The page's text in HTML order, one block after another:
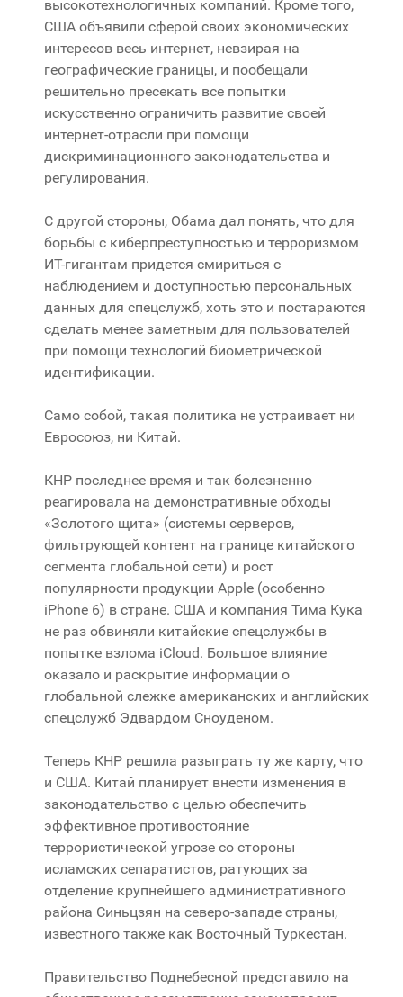
высокотехнологичных компаний. Кроме того,
США объявили сферой своих экономических
интересов весь интернет, невзирая на
географические границы, и пообещали
решительно пресекать все попытки
искусственно ограничить развитие своей
интернет-отрасли при помощи
дискриминационного законодательства и
регулирования.
С другой стороны, Обама дал понять, что для
борьбы с киберпреступностью и терроризмом
ИТ-гигантам придется смириться с
наблюдением и доступностью персональных
данных для спецслужб, хоть это и постараются
сделать менее заметным для пользователей
при помощи технологий биометрической
идентификации.
Само собой, такая политика не устраивает ни
Евросоюз, ни Китай.
КНР последнее время и так болезненно
реагировала на демонстративные обходы
«Золотого щита» (системы серверов,
фильтрующей контент на границе китайского
сегмента глобальной сети) и рост
популярности продукции Apple (особенно
iPhone 6) в стране. США и компания Тима Кука
не раз обвиняли китайские спецслужбы в
попытке взлома iCloud. Большое влияние
оказало и раскрытие информации о
глобальной слежке американских и английских
спецслужб Эдвардом Сноуденом.
Теперь КНР решила разыграть ту же карту, что
и США. Китай планирует внести изменения в
законодательство с целью обеспечить
эффективное противостояние
террористической угрозе со стороны
исламских сепаратистов, ратующих за
отделение крупнейшего административного
района Синьцзян на северо-западе страны,
известного также как Восточный Туркестан.
Правительство Поднебесной представило на